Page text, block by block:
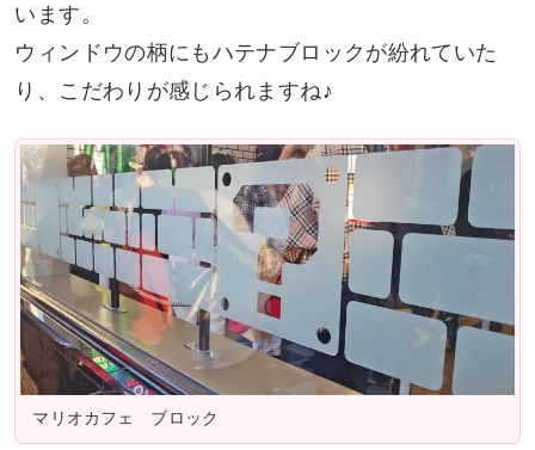
います。
ウィンドウの柄にもハテナブロックが紛れていた
り、こだわりが感じられますね♪
マリオカフェ ブロック